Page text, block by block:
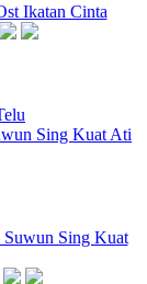
Ikatan Cinta
Suwun Sing Kuat